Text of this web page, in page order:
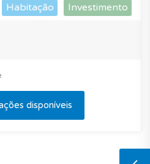
Habitação Investimento
disponíveis